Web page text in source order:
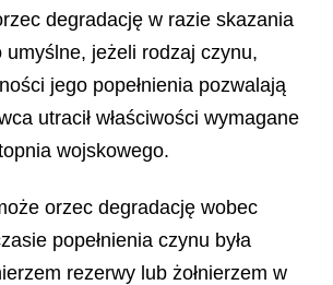
degradację w razie skazania
umyślne, jeżeli rodzaj czynu,
jego popełnienia pozwalają
utracił właściwości wymagane
wojskowego.
orzec degradację wobec
popełnienia czynu była
rezerwy lub żołnierzem w